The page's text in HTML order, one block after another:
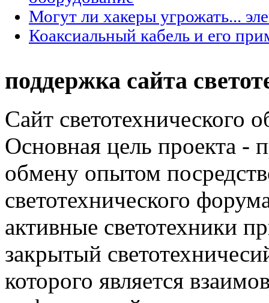
Могут ли хакеры угрожать...
Коаксиальный кабель и его
поддержка сайта
Сайт светотехнического
Основная цель проекта -
обмену опытом
светотехнического
активные светотехники
закрытый
которого является